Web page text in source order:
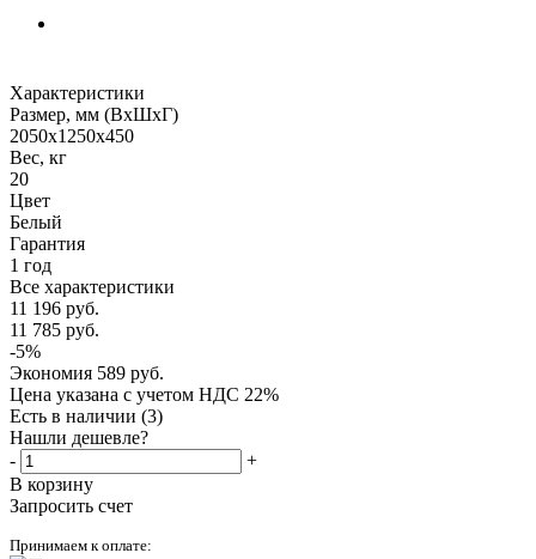
Характеристики
Размер, мм (ВхШхГ)
2050x1250x450
Вес, кг
20
Цвет
Белый
Гарантия
1 год
Все характеристики
11 196 руб.
11 785 руб.
-5%
Экономия 589 руб.
Цена указана с учетом НДС 22%
Есть в наличии (3)
Нашли дешевле?
-
+
В корзину
Запросить счет
Принимаем к оплате: